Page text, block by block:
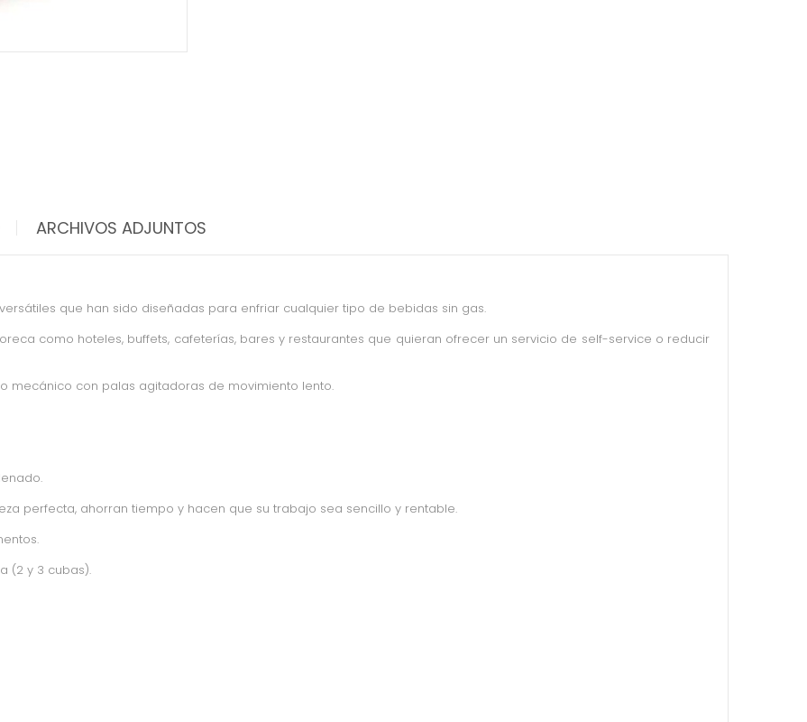
ARCHIVOS ADJUNTOS
que han sido diseñadas para enfriar cualquier tipo de bebidas sin gas.
como hoteles, buffets, cafeterías, bares y restaurantes que quieran ofrecer un servicio de self-service o reducir
mecánico con palas agitadoras de movimiento lento.
perfecta, ahorran tiempo y hacen que su trabajo sea sencillo y rentable.
(2 y 3 cubas).